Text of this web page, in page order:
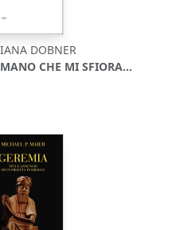
DOBNER
CHE MI SFIORA...